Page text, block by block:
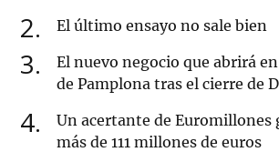
2 El último ensayo no sale bien
3
El nuevo negocio que abrirá
de Pamplona tras el cierre de
4
Un acertante de Euromillones
más de 111 millones de euros